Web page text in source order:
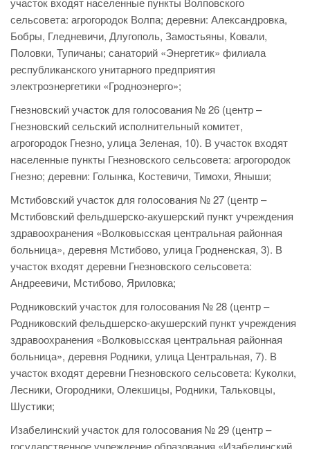
сельсовета: агрогородок Волпа; деревни: Александровка,
Бобры, Гледневичи, Длугополь, Замостьяны, Ковали,
Половки, Тупичаны; санаторий «Энергетик» филиала
республиканского унитарного предприятия
электроэнергетики «Гродноэнерго»;
Гнезновский участок для голосования № 26 (центр –
Гнезновский сельский исполнительный комитет,
агрогородок Гнезно, улица Зеленая, 10). В участок входят
населенные пункты Гнезновского сельсовета: агрогородок
Гнезно; деревни: Голынка, Костевичи, Тимохи, Яныши;
Мстибовский участок для голосования № 27 (центр –
Мстибовский фельдшерско-акушерский пункт учреждения
здравоохранения «Волковысская центральная районная
больница», деревня Мстибово, улица Гродненская, 3). В
участок входят деревни Гнезновского сельсовета:
Андреевичи, Мстибово, Яриловка;
Родниковский участок для голосования № 28 (центр –
Родниковский фельдшерско-акушерский пункт учреждения
здравоохранения «Волковысская центральная районная
больница», деревня Родники, улица Центральная, 7). В
участок входят деревни Гнезновского сельсовета: Куколки,
Лесники, Огородники, Олекшицы, Родники, Тальковцы,
Шустики;
Изабелинский участок для голосования № 29 (центр –